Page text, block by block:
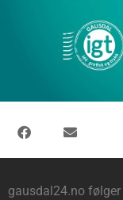
gausdal24.no